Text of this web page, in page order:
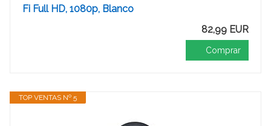
Fi Full HD, 1080p, Blanco
82,99 EUR
Comprar
TOP VENTAS Nº 5